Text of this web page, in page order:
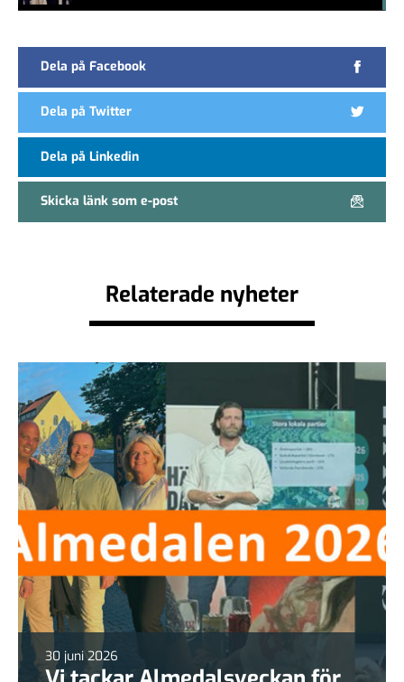
Dela på Facebook
Dela på Twitter
Dela på Linkedin
Skicka länk som e-post
Relaterade nyheter
30 juni 2026